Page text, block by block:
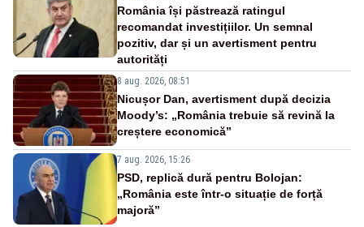
România își păstrează ratingul
recomandat investițiilor. Un semnal
pozitiv, dar și un avertisment pentru
autorități
8 aug. 2026, 08:51
Nicușor Dan, avertisment după decizia
Moody’s: „România trebuie să revină la
creștere economică”
7 aug. 2026, 15:26
PSD, replică dură pentru Bolojan:
„România este într-o situație de forță
majoră”